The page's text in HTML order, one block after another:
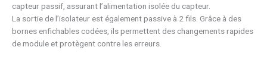
capteur passif, assurant l’alimentation isolée du capteur.
La sortie de l’isolateur est également passive à 2 fils. Grâce à des
bornes enfichables codées, ils permettent des changements rapides
de module et protègent contre les erreurs.